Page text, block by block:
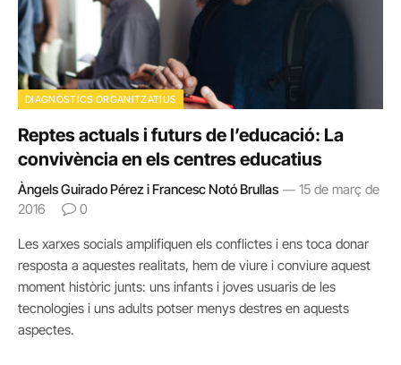
DIAGNÒSTICS ORGANITZATIUS
Reptes actuals i futurs de l’educació: La
convivència en els centres educatius
Àngels Guirado Pérez i Francesc Notó Brullas
15 de març de
2016
0
Les xarxes socials amplifiquen els conflictes i ens toca donar
resposta a aquestes realitats, hem de viure i conviure aquest
moment històric junts: uns infants i joves usuaris de les
tecnologies i uns adults potser menys destres en aquests
aspectes.